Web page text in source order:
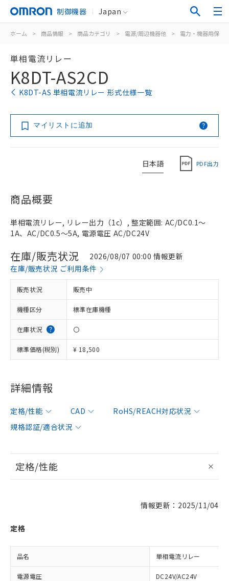
制御機器 Japan
ホーム > 商品情報 > 商品カテゴリ > 電源/周辺機器他 > 電力・機器用保護
単相電流リレー
K8DT-AS2CD
K8DT-AS 単相電流リレー 形式仕様一覧
マイリストに追加
日本語 PDF出力
商品概要
単相電流リレー, リレー出力（1c）, 整定範囲: AC/DC0.1～
1A、AC/DC0.5～5A, 電源電圧 AC/DC24V
在庫/販売状況
2026/08/07 00:00 情報更新
在庫/販売状況 ご利用条件
販売状況 販売中
機種区分 標準在庫機種
在庫状況 〇
標準価格(税別) ¥ 18,500
詳細情報
定格/性能 CAD
RoHS/REACH対応状況
規格認証/適合状況
定格/性能
情報更新：2025/11/04
定格
品名 単相電流リレー
電源電圧 DC24V/AC24V